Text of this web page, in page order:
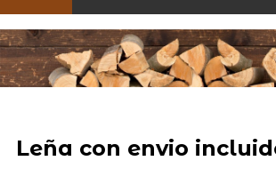
Leña con envio